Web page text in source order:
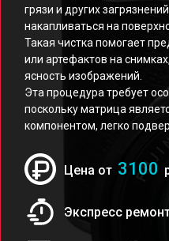
грязи и других
накапливаться на
Такая чистка помогает
или артефактов на
ясность изображений.
Эта процедура требует
поскольку матрица
компонентом, легко
Цена от 3100
Экспресс